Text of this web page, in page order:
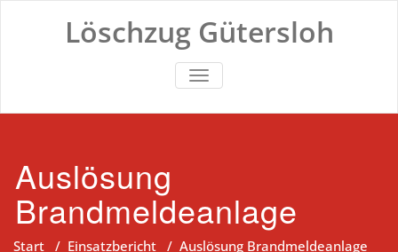
Löschzug Gütersloh
TOGGLE NAVIGATION
Auslösung
Brandmeldeanlage
Start / Einsatzbericht / Auslösung Brandmeldeanlage